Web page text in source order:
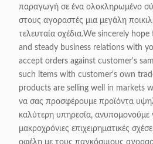
παραγωγή σε ένα ολοκληρωμένο
στους αγοραστές μια μεγάλη
τελευταία σχέδια.We sincerely
and steady business relations with
accept orders against customer's
such items with customer's own
products are selling well in markets
να σας προσφέρουμε προϊόντα
καλύτερη υπηρεσία,
μακροχρόνιες επιχειρηματικές
οφέλη με τους παγκόσμιους